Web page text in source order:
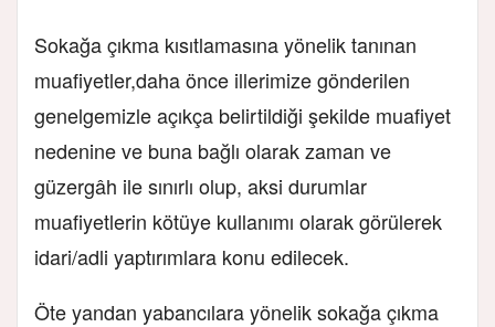
Sokağa çıkma kısıtlamasına yönelik tanınan
muafiyetler,daha önce illerimize gönderilen
genelgemizle açıkça belirtildiği şekilde muafiyet
nedenine ve buna bağlı olarak zaman ve
güzergâh ile sınırlı olup, aksi durumlar
muafiyetlerin kötüye kullanımı olarak görülerek
idari/adli yaptırımlara konu edilecek.
Öte yandan yabancılara yönelik sokağa çıkma